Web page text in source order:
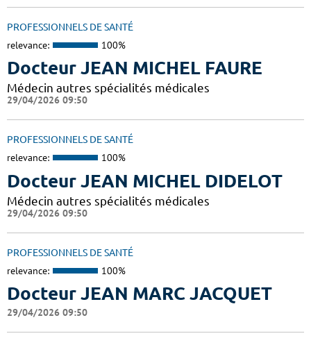
PROFESSIONNELS DE SANTÉ
relevance: 100%
Docteur JEAN MICHEL FAURE
Médecin autres spécialités médicales
29/04/2026 09:50
PROFESSIONNELS DE SANTÉ
relevance: 100%
Docteur JEAN MICHEL DIDELOT
Médecin autres spécialités médicales
29/04/2026 09:50
PROFESSIONNELS DE SANTÉ
relevance: 100%
Docteur JEAN MARC JACQUET
29/04/2026 09:50